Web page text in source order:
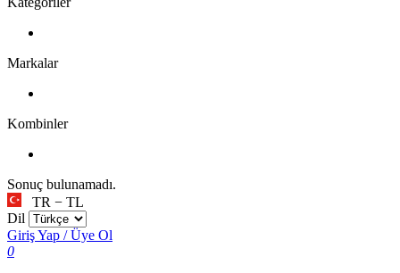
Markalar
Kombinler
Sonuç bulunamadı.
TR − TL
Dil
Giriş Yap / Üye Ol
0